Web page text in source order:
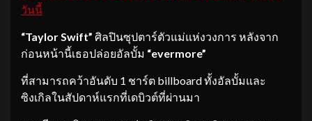
วันนี้
“Taylor Swift” ศิลปินซุปตาร์ตัวแม่แห่งวงการ หลังจาก
ก่อนหน้านี้เธอปล่อยอัลบั้ม “evermore”
ที่สามารถคว้าอันดับ 1 ชาร์ต billboard ทั้งอัลบั้มและ
ซิงเกิลในสัปดาห์แรกที่เดบิวต์ที่ผ่านมา